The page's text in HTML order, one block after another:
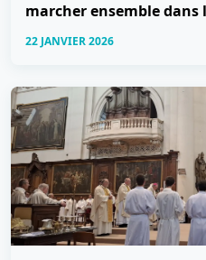
marcher ensemble dans
22 JANVIER 2026